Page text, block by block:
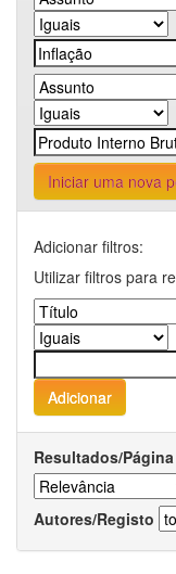
Iniciar uma nova
Adicionar filtros:
Utilizar filtros para
Resultados/Página
Autores/Registo